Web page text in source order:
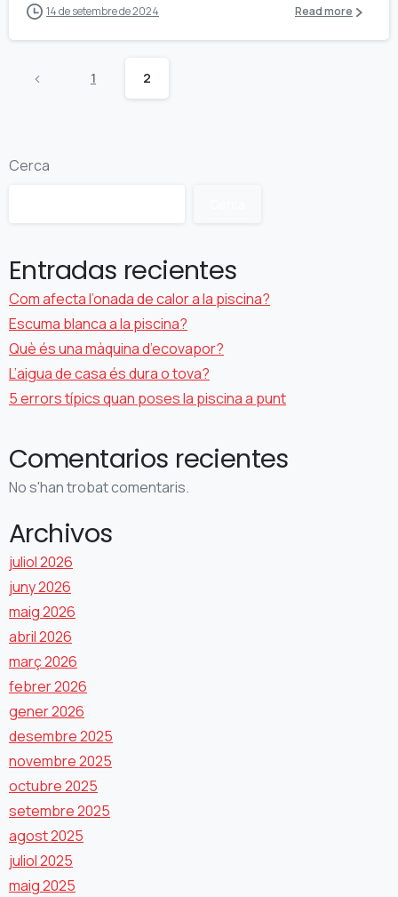
14 de setembre de 2024 Read more
1 2
Cerca
Entradas recientes
Com afecta l’onada de calor a la piscina?
Escuma blanca a la piscina?
Què és una màquina d’ecovapor?
L’aigua de casa és dura o tova?
5 errors típics quan poses la piscina a punt
Comentarios recientes
No s'han trobat comentaris.
Archivos
juliol 2026
juny 2026
maig 2026
abril 2026
març 2026
febrer 2026
gener 2026
desembre 2025
novembre 2025
octubre 2025
setembre 2025
agost 2025
juliol 2025
maig 2025